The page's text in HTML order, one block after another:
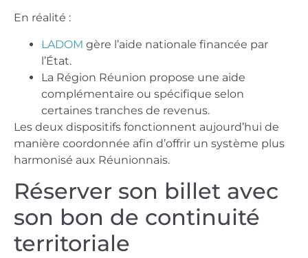
En réalité :
LADOM gère l’aide nationale financée par
l’État.
La Région Réunion propose une aide
complémentaire ou spécifique selon
certaines tranches de revenus.
Les deux dispositifs fonctionnent aujourd’hui de
manière coordonnée afin d’offrir un système plus
harmonisé aux Réunionnais.
Réserver son billet avec
son bon de continuité
territoriale